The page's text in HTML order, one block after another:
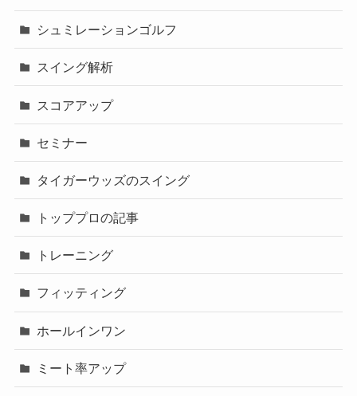
シュミレーションゴルフ
スイング解析
スコアアップ
セミナー
タイガーウッズのスイング
トッププロの記事
トレーニング
フィッティング
ホールインワン
ミート率アップ